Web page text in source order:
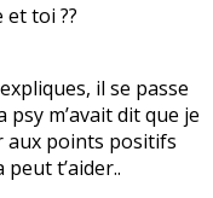
et toi ??
il se passe
m’avait dit que je
aux points positifs
t’aider..